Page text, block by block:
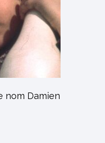
nom Damien